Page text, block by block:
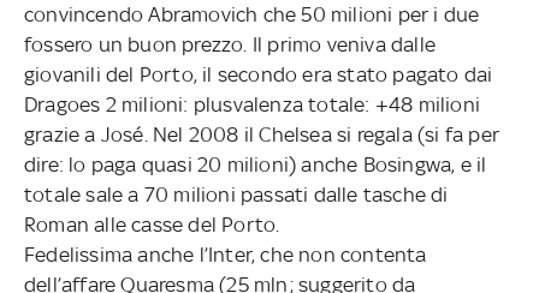
convincendo Abramovich che 50 milioni per i due
fossero un buon prezzo. Il primo veniva dalle
giovanili del Porto, il secondo era stato pagato dai
Dragoes 2 milioni: plusvalenza totale: +48 milioni
grazie a José. Nel 2008 il Chelsea si regala (si fa per
dire: lo paga quasi 20 milioni) anche Bosingwa, e il
totale sale a 70 milioni passati dalle tasche di
Roman alle casse del Porto.
Fedelissima anche l’Inter, che non contenta
dell’affare Quaresma (25 mln; suggerito da